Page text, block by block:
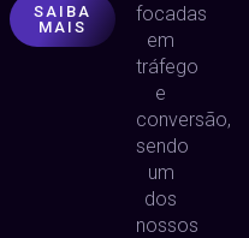
SAIBA
MAIS
focadas
em
tráfego
e
conversão,
sendo
um
dos
nossos